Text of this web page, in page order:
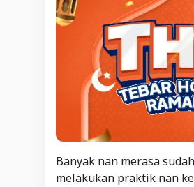
Banyak nan merasa
melakukan praktik nan